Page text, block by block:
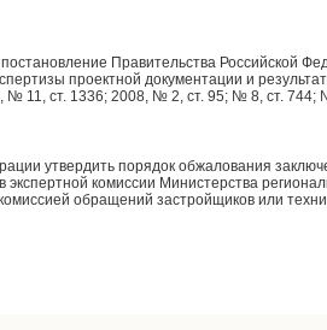
Правительства Российской
проектной документации и
№ 11, ст. 1336; 2008, № 2, ст. 95; № 8, ст. 744;
утвердить порядок обжалования
комиссии Министерства
обращений застройщиков или